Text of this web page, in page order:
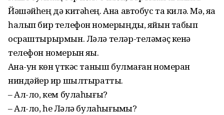
Йәшәйһең дә китәһең. Ана автобус та килә. Мә, яҙа
һалып бир телефон номерыңды, яйын табып
осраштырырмын. Ләлә теләр-теләмәҫ кенә
телефон номерын яҙҙы.
Аҙна-ун көн үткәс таныш булмаған номерҙан
ниндәйҙер ир шылтыратты.
– Ал-ло, кем булаһығыҙ?
– Ал-ло, һеҙ Ләлә булаһығыҙмы?